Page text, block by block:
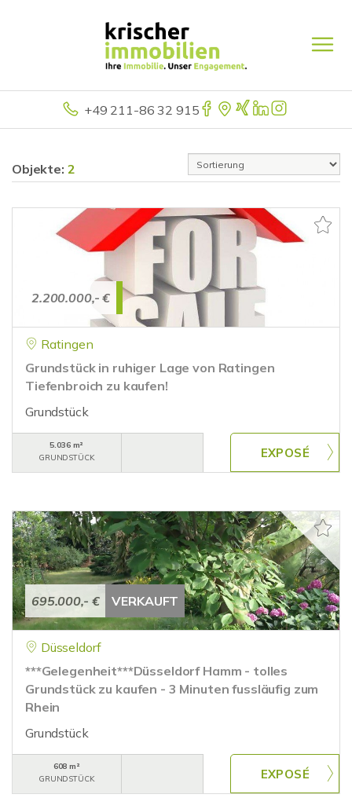
+49 211-86 32 915
Objekte: 2
2.200.000,- €
Ratingen
Grundstück in ruhiger Lage von Ratingen
Tiefenbroich zu kaufen!
Grundstück
5.036 m²
GRUNDSTÜCK
695.000,- € VERKAUFT
Düsseldorf
***Gelegenheit***Düsseldorf Hamm - tolles
Grundstück zu kaufen - 3 Minuten fussläufig zum
Rhein
Grundstück
608 m²
GRUNDSTÜCK